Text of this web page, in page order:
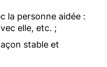
la personne aidée :
elle, etc. ;
stable et